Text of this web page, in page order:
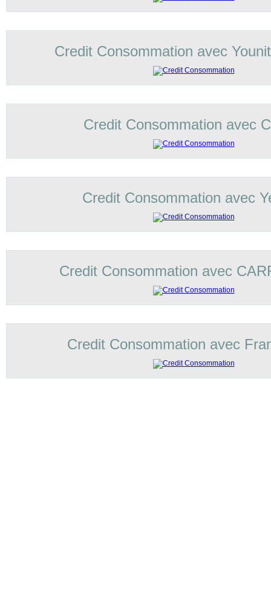
Credit Consommation avec
Credit Consommation avec
Credit Consommation avec
Credit Consommation avec
Credit Consommation avec